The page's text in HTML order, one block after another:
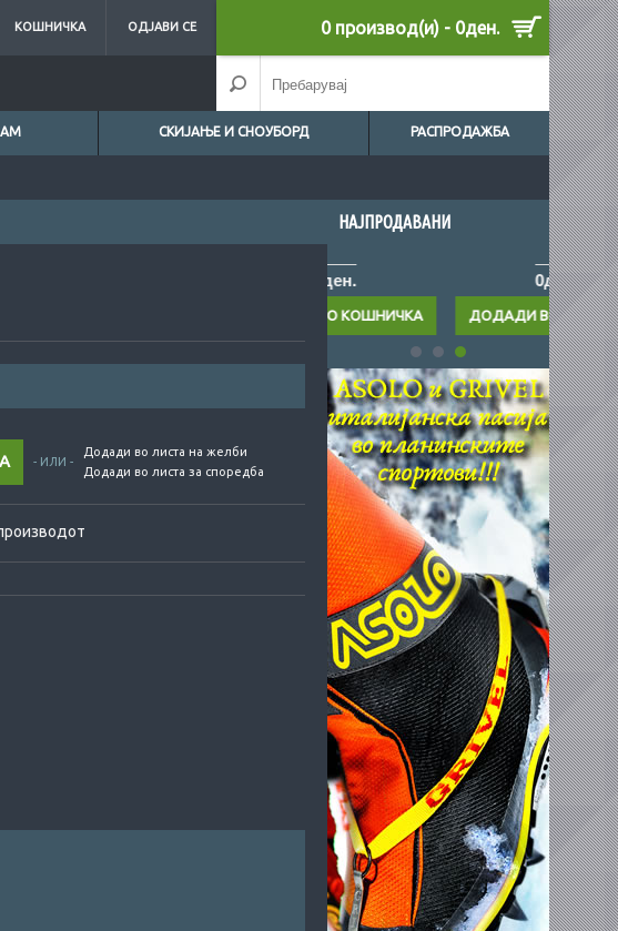
КОШНИЧКА ОДЈАВИ СЕ 0 производ(и) - 0ден.
СКИЈАЊЕ И СНОУБОРД РАСПРОДАЖБА
НАЈПРОДАВАНИ
- ИЛИ -
Додади во листа на желби
Додади во листа за споредба